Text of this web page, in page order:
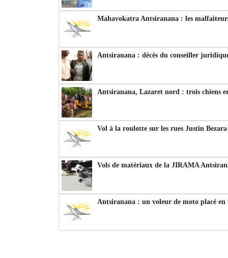
Mahavokatra Antsiranana : les
Antsiranana : décès du conseiller
Antsiranana, Lazaret nord : trois chiens
Vol à la roulotte sur les rues Justin
Vols de matériaux de la JIRAMA
Antsiranana : un voleur de moto placé en